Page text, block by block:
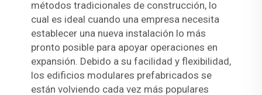
métodos tradicionales de construcción, lo
cual es ideal cuando una empresa necesita
establecer una nueva instalación lo más
pronto posible para apoyar operaciones en
expansión. Debido a su facilidad y flexibilidad,
los edificios modulares prefabricados se
están volviendo cada vez más populares